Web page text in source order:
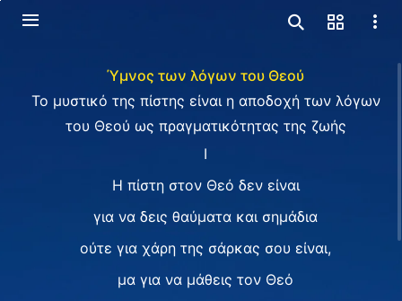
Ύμνος των λόγων του Θεού
Το μυστικό της πίστης είναι η αποδοχή των λόγων
του Θεού ως πραγματικότητας της ζωής
I
Η πίστη στον Θεό δεν είναι
για να δεις θαύματα και σημάδια
ούτε για χάρη της σάρκας σου είναι,
μα για να μάθεις τον Θεό